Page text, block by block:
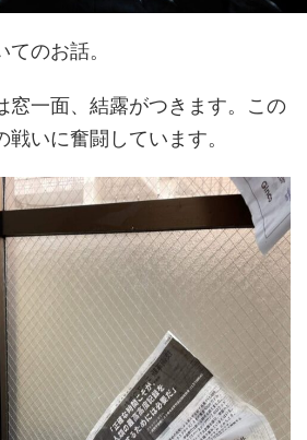
のお話。
窓一面、結露がつきます。この
いに奮闘しています。